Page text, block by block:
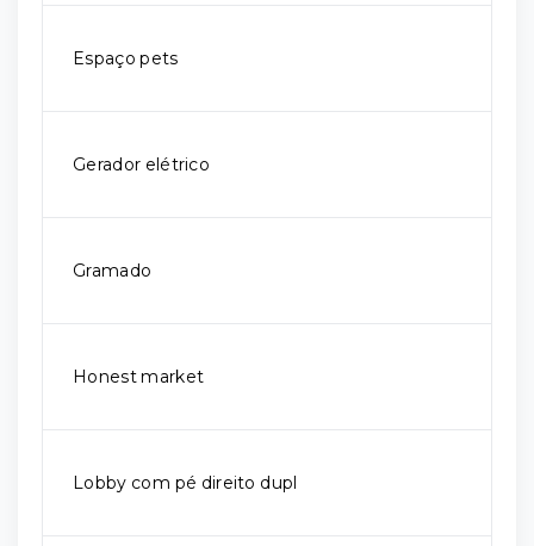
Espaço pets
Gerador elétrico
Gramado
Honest market
Lobby com pé direito dupl